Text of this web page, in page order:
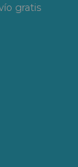
gratis